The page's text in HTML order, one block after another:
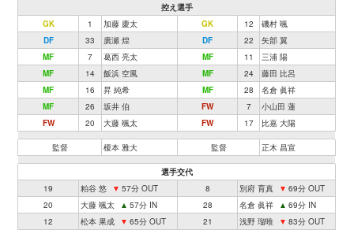
控え選手
GK
1 加藤 慶太 GK 12
磯村 颯
DF
33 廣瀬 煌 DF 22
矢部 翼
MF
7 葛西 亮太 MF 11
三浦 陽
MF
14 飯浜 空風 MF 24
藤田 比呂
MF
16 昇 純希 MF 28
名倉 眞祥
MF
26 坂井 伯 FW 7
小山田 蓮
FW
20 大藤 颯太 FW 17 比嘉 大陽
監督 榎本 雅大 監督 正木 昌宣
選手交代
19
粕谷 悠 ▼ 57分 OUT 8 別府 育真 ▼ 69分 OUT
20
大藤 颯太 ▲ 57分 IN 28 名倉 眞祥 ▲ 69分 IN
12
松本 果成 ▼ 65分 OUT 21 浅野 瑠唯 ▼ 83分 OUT